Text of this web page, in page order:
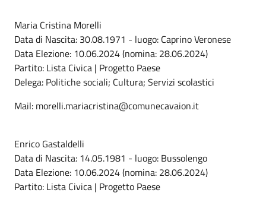
Maria Cristina Morelli
Data di Nascita: 30.08.1971 - luogo: Caprino Veronese
Data Elezione: 10.06.2024 (nomina: 28.06.2024)
Partito: Lista Civica | Progetto Paese
Delega: Politiche sociali; Cultura; Servizi scolastici
Mail: morelli.mariacristina@comunecavaion.it
Enrico Gastaldelli
Data di Nascita: 14.05.1981 - luogo: Bussolengo
Data Elezione: 10.06.2024 (nomina: 28.06.2024)
Partito: Lista Civica | Progetto Paese